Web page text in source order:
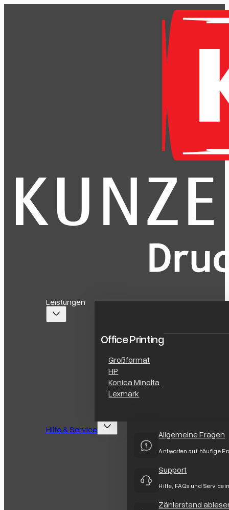
Leistungen
Office Printing
Großformat
HP
Konica Minolta
Lexmark
Hilfe & Service Allgemeine Fragen
Antworten auf häufige
Support
Hilfe, FAQs und
Zählerstand